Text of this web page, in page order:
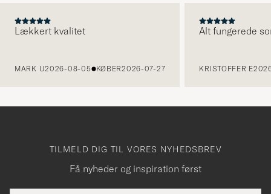
Lækkert kvalitet
MARK U2026-08-05 KØBER2026-07-27
Alt fungerede
KRISTOFFER E
TILMELD DIG TIL VORES NYHEDSBREV
Få nyheder og inspiration først